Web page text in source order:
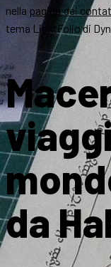
nella pagina dei
tema LightFolio di
da